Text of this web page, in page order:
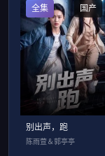
国产
全集
别出声，跑
陈雨萱＆郭亭亭